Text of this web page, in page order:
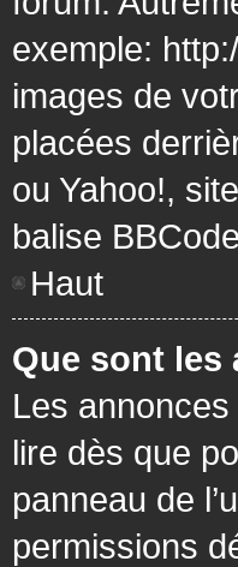
exemple:
images de
placées
ou Yahoo!,
balise
Haut
Que sont les
Les
lire dès que
panneau de
permissions